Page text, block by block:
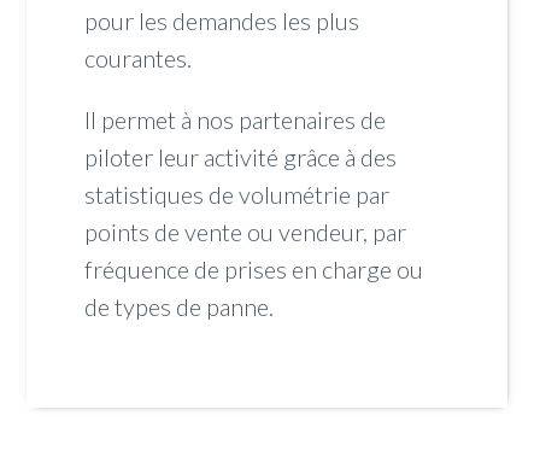
pour les demandes les plus
courantes.
Il permet à nos partenaires de
piloter leur activité grâce à des
statistiques de volumétrie par
points de vente ou vendeur, par
fréquence de prises en charge ou
de types de panne.